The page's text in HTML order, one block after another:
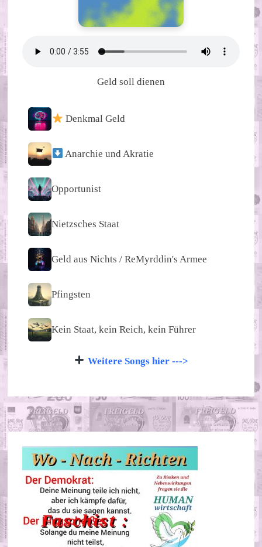
Geld soll dienen
Denkmal Geld
Anarchie und Akratie
Opportunist
Nietzsches Staat
Geld aus Nichts / ReMyrddin's Armee
Pfingsten
Kein Staat, kein Reich, kein Führer
Weitere Songs hier --->